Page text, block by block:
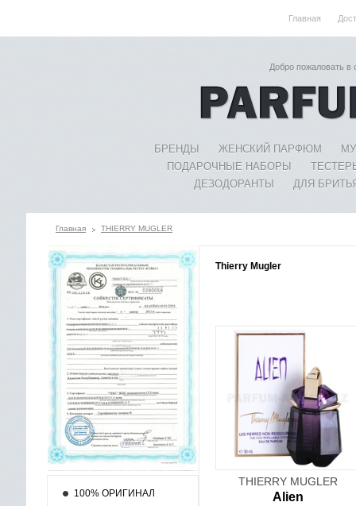
Главная
Добро пожаловать
БРЕНДЫ ЖЕНСКИЙ ПАРФЮМ
ПОДАРОЧНЫЕ НАБОРЫ
ДЕЗОДОРАНТЫ
ДЛЯ
Главная THIERRY MUGLER
Thierry Mugler
THIERRY MUGLER
Alien
100% ОРИГИНАЛ